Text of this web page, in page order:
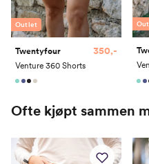
50 123-130 114-123
52 121-130
54 135-142
Outlet
Twentyfour
Venture 360 Shorts
350,-
Ofte kjøpt sammen